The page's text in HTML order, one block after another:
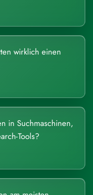
wirklich einen
in Suchmaschinen,
Tools?